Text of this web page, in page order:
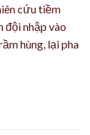
cứu tiềm
đội nhập vào
hùng, lại pha